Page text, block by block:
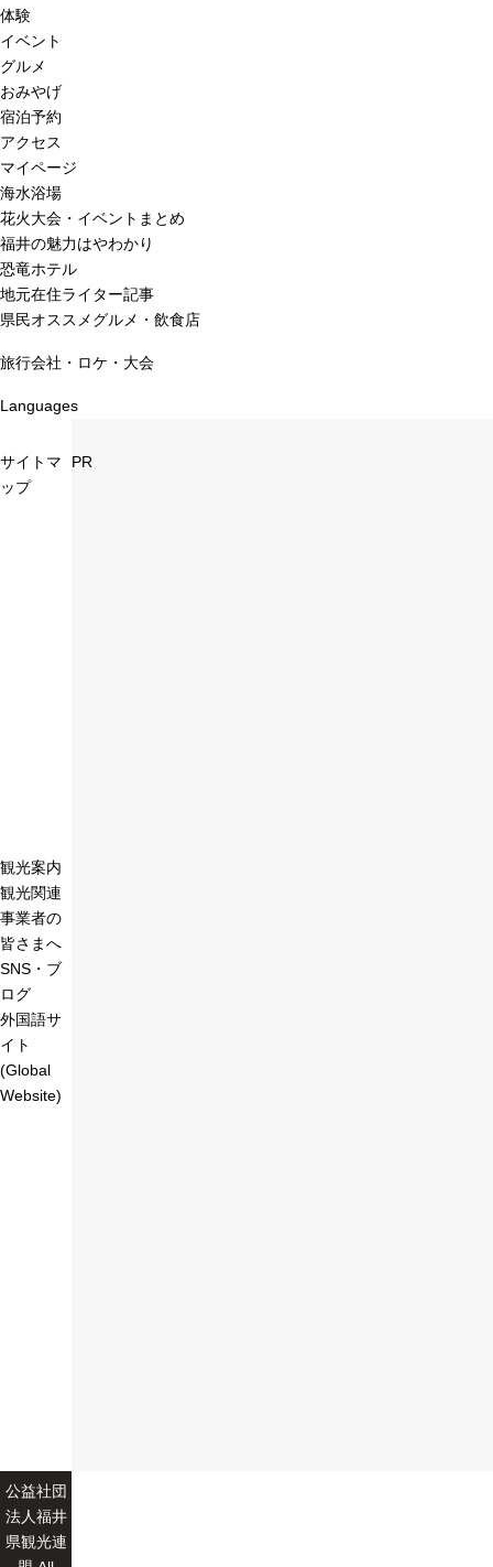
体験
イベント
グルメ
おみやげ
宿泊予約
アクセス
マイページ
海水浴場
花火大会・イベントまとめ
福井の魅力はやわかり
恐竜ホテル
地元在住ライター記事
県民オススメグルメ・飲食店
旅行会社・ロケ・大会
Languages
サイトマ
ップ
観光案内
観光関連
事業者の
皆さまへ
SNS・ブ
ログ
外国語サ
イト
(Global
Website)
PR
公益社団
法人福井
県観光連